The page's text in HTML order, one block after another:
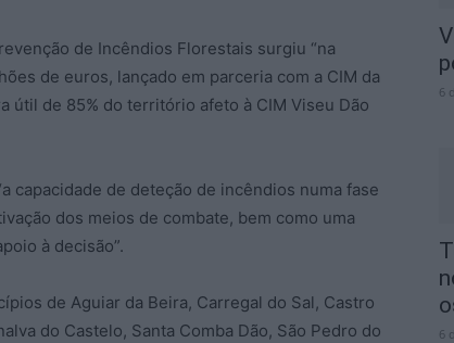
de Incêndios Florestais surgiu “na
de euros, lançado em parceria com a CIM da
útil de 85% do território afeto à CIM Viseu Dão
capacidade de deteção de incêndios numa fase
dos meios de combate, bem como uma
à decisão”.
de Aguiar da Beira, Carregal do Sal, Castro
do Castelo, Santa Comba Dão, São Pedro do
6
6